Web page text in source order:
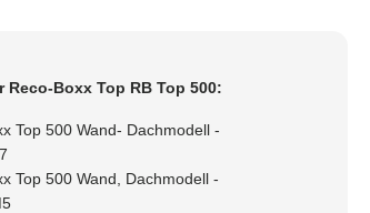
Reco-Boxx Top RB Top 500:
Top 500 Wand- Dachmodell -
Top 500 Wand, Dachmodell -